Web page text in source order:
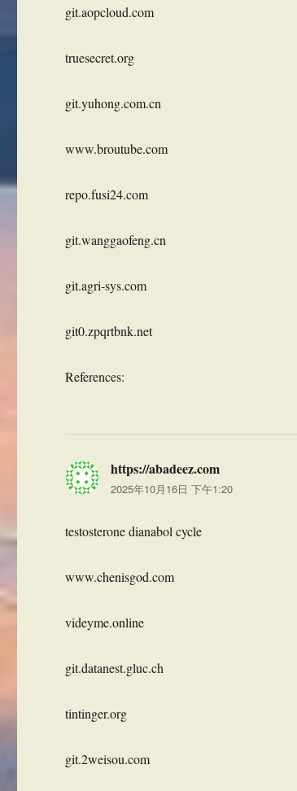
git.aopcloud.com
truesecret.org
git.yuhong.com.cn
www.broutube.com
repo.fusi24.com
git.wanggaofeng.cn
git.agri-sys.com
git0.zpqrtbnk.net
References:
https://abadeez.com
道：
2025年10月16日 下午1:20
testosterone dianabol cycle
www.chenisgod.com
videyme.online
git.datanest.gluc.ch
tintinger.org
git.2weisou.com